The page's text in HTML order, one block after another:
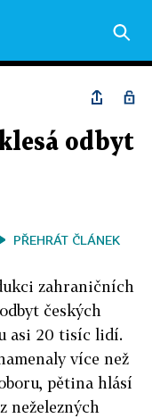
odbyt
PŘEHRÁT ČLÁNEK
zahraničních
českých
asi 20 tisíc lidí.
více než
pětina hlásí
neželezných